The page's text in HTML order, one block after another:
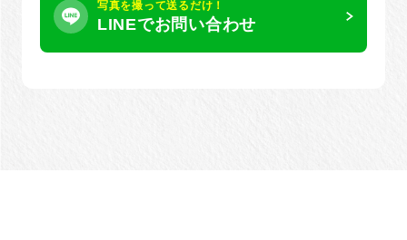
写真を撮って送るだけ！
LINEでお問い合わせ